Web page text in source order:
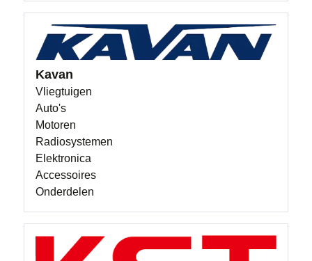
Kavan
Vliegtuigen
Auto's
Motoren
Radiosystemen
Elektronica
Accessoires
Onderdelen